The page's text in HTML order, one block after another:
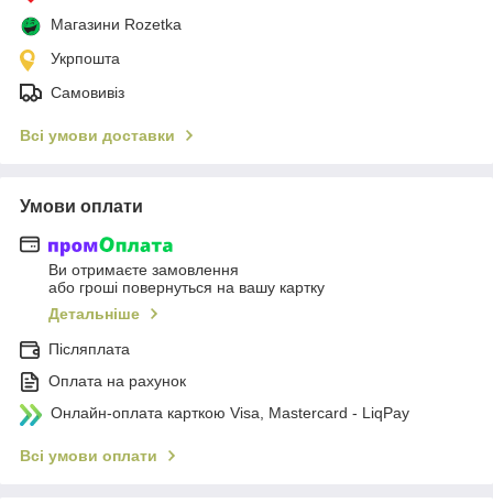
Магазини Rozetka
Укрпошта
Самовивіз
Всі умови доставки
Умови оплати
Ви отримаєте замовлення
або гроші повернуться на вашу картку
Детальніше
Післяплата
Оплата на рахунок
Онлайн-оплата карткою Visa, Mastercard - LiqPay
Всі умови оплати